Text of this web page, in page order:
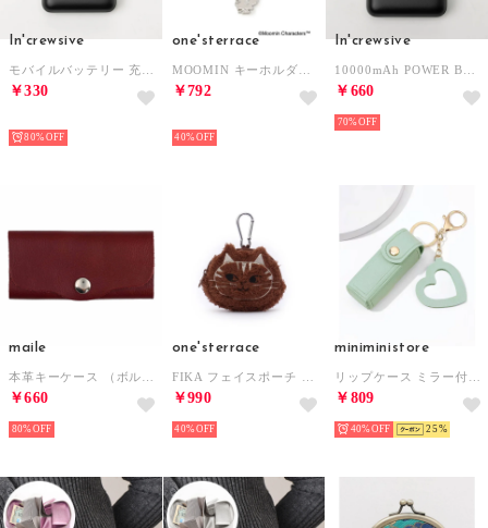
In'crewsive
￥330
80%
one'sterrace
￥792
40%
In'crewsive
￥660
70%
maile
￥660
80%
one'sterrace
￥990
40%
miniministore
￥809
40% 25